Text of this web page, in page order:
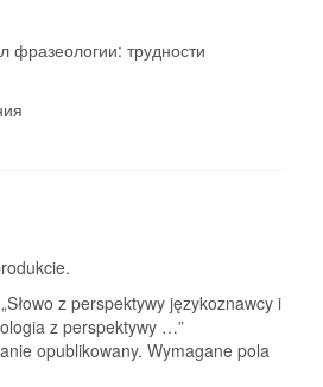
фразеологии: трудности
z perspektywy językoznawcy i
z perspektywy …”
opublikowany. Wymagane pola